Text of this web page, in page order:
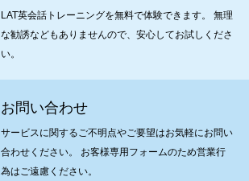
LAT英会話トレーニングを無料で体験できます。 無理
な勧誘などもありませんので、安心してお試しくださ
い。
お問い合わせ
サービスに関するご不明点やご要望はお気軽にお問い
合わせください。 お客様専用フォームのため営業行
為はご遠慮ください。